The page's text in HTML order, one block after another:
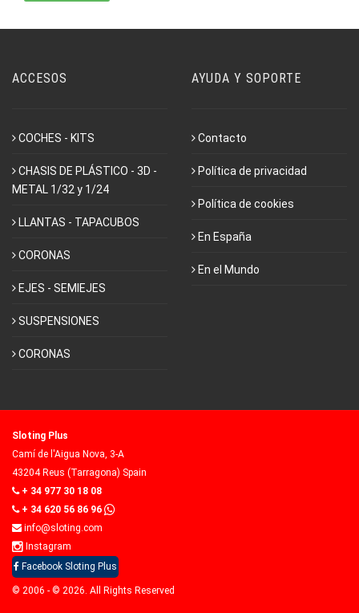
ACCESOS
COCHES - KITS
CHASIS DE PLÁSTICO - 3D -
METAL 1/32 y 1/24
LLANTAS - TAPACUBOS
CORONAS
EJES - SEMIEJES
SUSPENSIONES
CORONAS
AYUDA Y SOPORTE
Contacto
Política de privacidad
Política de cookies
En España
En el Mundo
Sloting Plus
Camí de l'Aigua Nova, 3-A
43204 Reus (Tarragona) Spain
+ 34 977 30 18 08
+ 34 620 56 86 96
info@sloting.com
Instagram
Facebook Sloting Plus
© 2006 - © 2026. All Rights Reserved